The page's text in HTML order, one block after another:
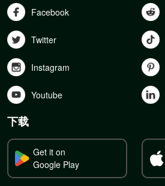
Facebook
Twitter
Instagram
Youtube
下载
Get it on
Google Play